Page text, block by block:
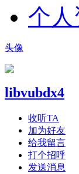
个
头像
libvubdx4
收听TA
加为好友
给我留言
打个招呼
发送消息